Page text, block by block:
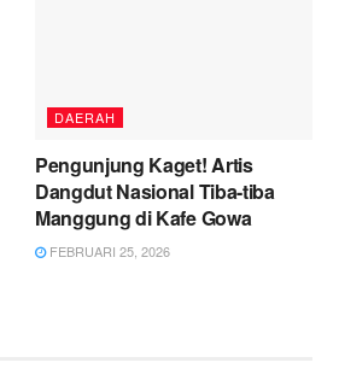
DAERAH
Pengunjung Kaget! Artis
Dangdut Nasional Tiba-tiba
Manggung di Kafe Gowa
FEBRUARI 25, 2026